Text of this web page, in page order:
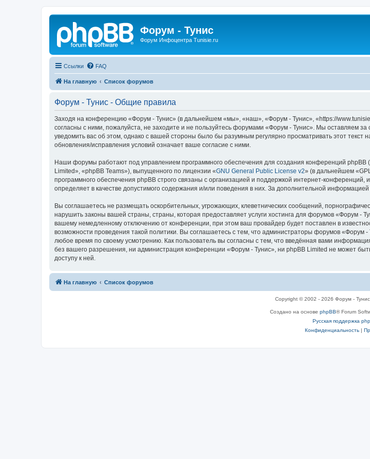
Форум - Тунис
Форум Инфоцентра Tunisie.ru
Ссылки FAQ
На главную Список форумов
Форум - Тунис - Общие правила
Заходя на конференцию «Форум - Тунис» (в дальнейшем «мы», «наш», «Форум - Тунис», «https://
согласны с ними, пожалуйста, не заходите и не пользуйтесь форумами «Форум - Тунис». Мы оставляем
уведомить вас об этом, однако с вашей стороны было бы разумным регулярно просматривать этот
обновления/исправления условий означает ваше согласие с ними.
Наши форумы работают под управлением программного обеспечения для создания конференций
Limited», «phpBB Teams»), выпущенного по лицензии «GNU General Public License v2» (в дальнейшем
программного обеспечения phpBB строго связаны с организацией и поддержкой интернет-
определяет в качестве допустимого содержания и/или поведения в них. За дополнительной
Вы соглашаетесь не размещать оскорбительных, угрожающих, клеветнических сообщений,
нарушить законы вашей страны, страны, которая предоставляет услуги хостинга для форумов «Форум
вашему немедленному отключению от конференции, при этом ваш провайдер будет поставлен в
возможности проведения такой политики. Вы соглашаетесь с тем, что администраторы форумов «Форум
любое время по своему усмотрению. Как пользователь вы согласны с тем, что введённая вами
без вашего разрешения, ни администрация конференции «Форум - Тунис», ни phpBB Limited не может
доступу к ней.
На главную Список форумов
Copyright © 2002 - 2026 Форум - Тунис
Создано на основе phpBB® Forum
Русская поддержка
Конфиденциальность|